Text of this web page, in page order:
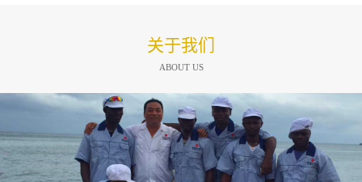
关于我们
ABOUT US